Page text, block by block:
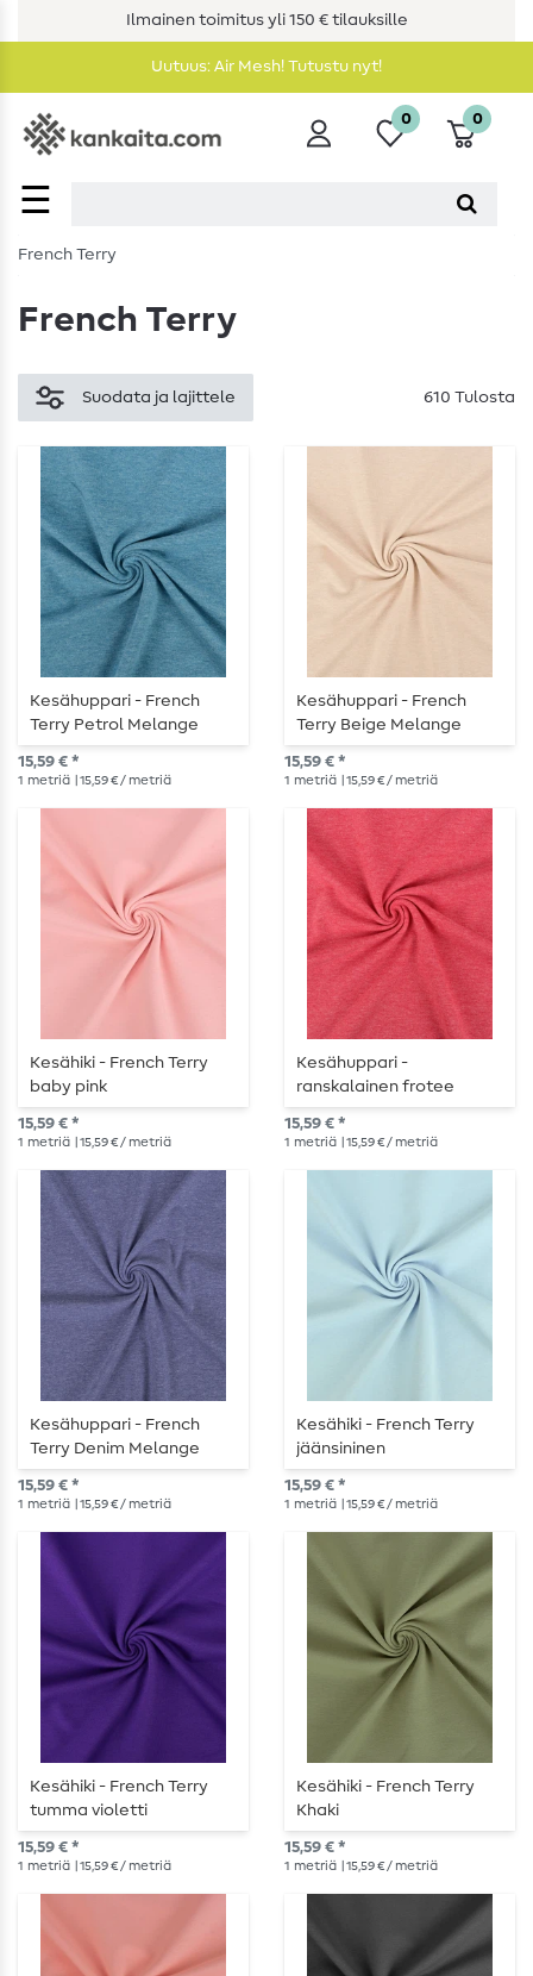
Ilmainen toimitus yli 150 € tilauksille
Uutuus: Air Mesh! Tutustu nyt!
☰
0 0
French Terry
French Terry
Suodata ja lajittele 610 Tulosta
Kesähuppari - French
Terry Petrol Melange
Petrol Melange
15,59 € *
1 metriä | 15,59 € / metriä
Kesähuppari - French
Terry Beige Melange
Melange
15,59 € *
1 metriä | 15,59 € / metriä
Kesähiki - French Terry
baby pink
15,59 € *
1 metriä | 15,59 € / metriä
Kesähuppari -
ranskalainen frotee
punainen melanssi
15,59 € *
1 metriä | 15,59 € / metriä
Kesähuppari - French
Terry Denim Melange
15,59 € *
1 metriä | 15,59 € / metriä
Kesähiki - French Terry
jäänsininen
15,59 € *
1 metriä | 15,59 € / metriä
Kesähiki - French Terry
tumma violetti
15,59 € *
1 metriä | 15,59 € / metriä
Kesähiki - French Terry
Khaki
15,59 € *
1 metriä | 15,59 € / metriä